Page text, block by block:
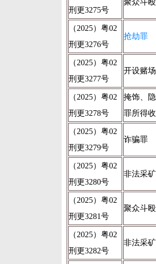
刑更3275号
聚众斗
（2025）粤02
刑更3276号
抢劫罪
（2025）粤02
刑更3277号
开设赌
（2025）粤02
刑更3278号
掩饰、
罪所得
（2025）粤02
刑更3279号
诈骗罪
（2025）粤02
刑更3280号
非法采
（2025）粤02
刑更3281号
聚众斗
（2025）粤02
刑更3282号
非法采